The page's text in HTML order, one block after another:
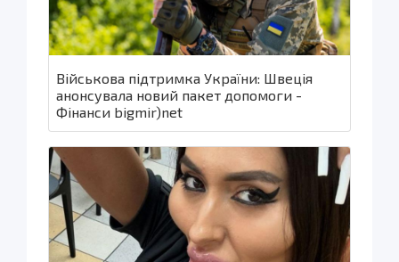
Військова підтримка України: Швеція
анонсувала новий пакет допомоги -
Фінанси bigmir)net